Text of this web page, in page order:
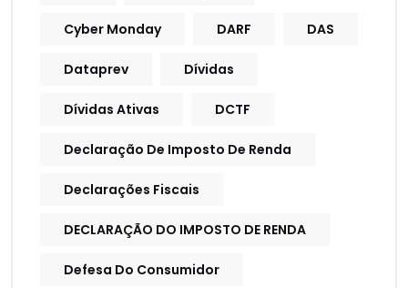
Cyber Monday DARF DAS
Dataprev Dívidas
Dívidas Ativas DCTF
Declaração De Imposto De Renda
Declarações Fiscais
DECLARAÇÃO DO IMPOSTO DE RENDA
Defesa Do Consumidor